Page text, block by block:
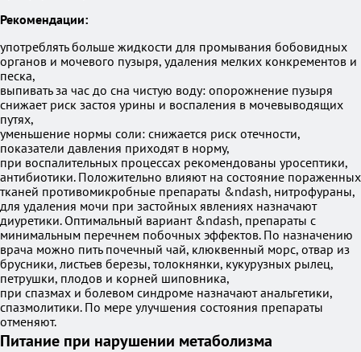
Рекомендации:
употреблять больше жидкости для промывания бобовидных
органов и мочевого пузыря, удаления мелких конкрементов и
песка,
выпивать за час до сна чистую воду: опорожнение пузыря
снижает риск застоя урины и воспаления в мочевыводящих
путях,
уменьшение нормы соли: снижается риск отечности,
показатели давления приходят в норму,
при воспалительных процессах рекомендованы уросептики,
антибиотики. Положительно влияют на состояние пораженных
тканей противомикробные препараты &ndash, нитрофураны,
для удаления мочи при застойных явлениях назначают
диуретики. Оптимальный вариант &ndash, препараты с
минимальным перечнем побочных эффектов. По назначению
врача можно пить почечный чай, клюквенный морс, отвар из
брусники, листьев березы, толокнянки, кукурузных рылец,
петрушки, плодов и корней шиповника,
при спазмах и болевом синдроме назначают анальгетики,
спазмолитики. По мере улучшения состояния препараты
отменяют.
Питание при нарушении метаболизма